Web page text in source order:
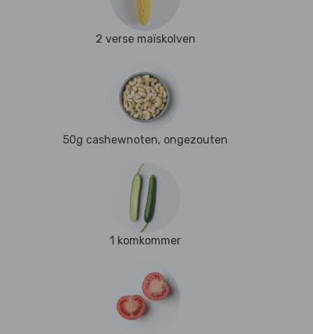
2 verse maïskolven
50g cashewnoten, ongezouten
1 komkommer